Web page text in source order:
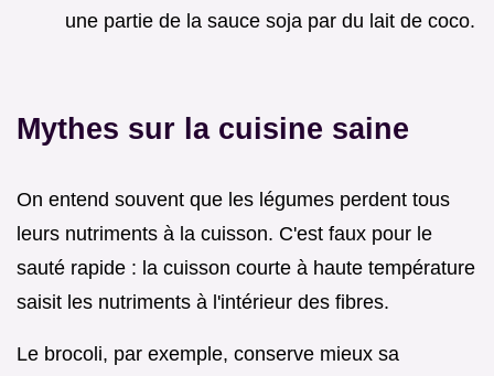
une partie de la sauce soja par du lait de coco.
Mythes sur la cuisine saine
On entend souvent que les légumes perdent tous
leurs nutriments à la cuisson. C'est faux pour le
sauté rapide : la cuisson courte à haute température
saisit les nutriments à l'intérieur des fibres.
Le brocoli, par exemple, conserve mieux sa